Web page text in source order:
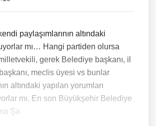
paylaşımlarının altındaki
mı… Hangi partiden olursa
gerek Belediye başkanı, il
meclis üyesi vs bunlar
altındaki yapılan yorumları
Belediye
Şa